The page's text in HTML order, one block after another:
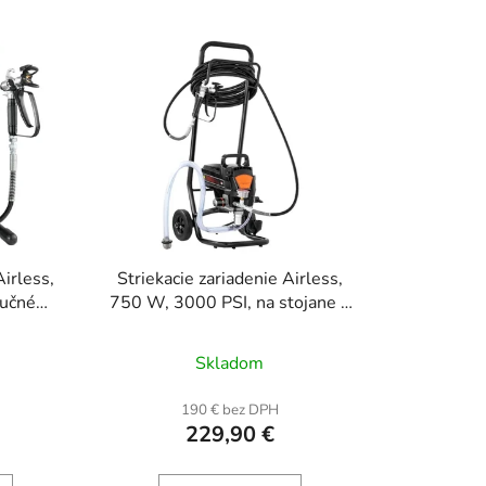
u
k
Striekacie zariadenie Airless,
750 W, 3000 PSI, na stojane s
hadica
Skladom
190 € bez DPH
229,90 €